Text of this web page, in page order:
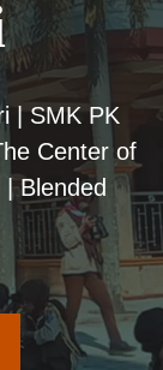
| SMK PK
Center of
Blended